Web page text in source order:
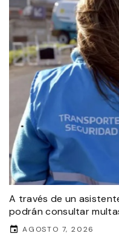
A través de un
podrán consultar
AGOSTO 7, 2026